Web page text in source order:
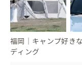
福岡｜キャンプ好き
ディング